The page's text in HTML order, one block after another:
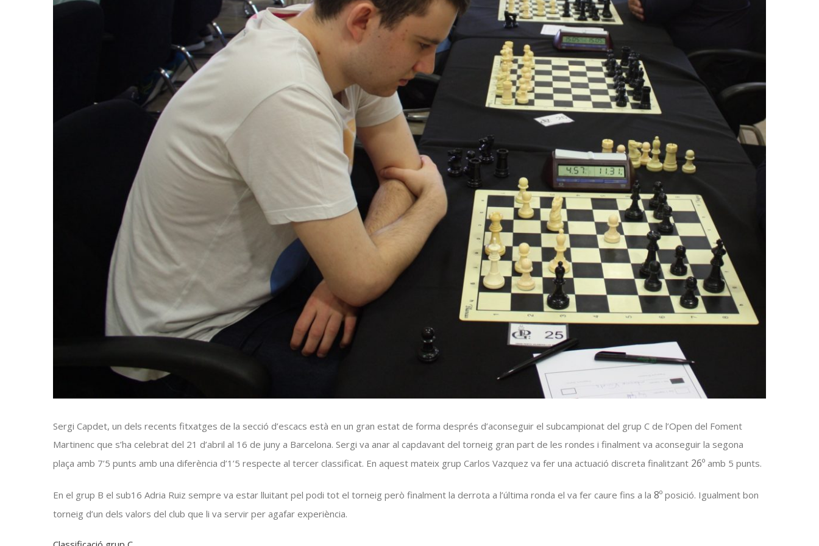
Sergi Capdet, un dels recents fitxatges de la secció d’escacs està en un gran estat de forma després d’aconseguir el subcampionat del grup C de l’Open del Foment
Martinenc que s’ha celebrat del 21 d’abril al 16 de juny a Barcelona. Sergi va anar al capdavant del torneig gran part de les rondes i finalment va aconseguir la segona
plaça amb 7’5 punts amb una diferència d’1’5 respecte al tercer classificat. En aquest mateix grup Carlos Vazquez va fer una actuació discreta finalitzant 26º amb 5 punts.
En el grup B el sub16 Adria Ruiz sempre va estar lluitant pel podi tot el torneig però finalment la derrota a l’última ronda el va fer caure fins a la 8º posició. Igualment bon
torneig d’un dels valors del club que li va servir per agafar experiència.